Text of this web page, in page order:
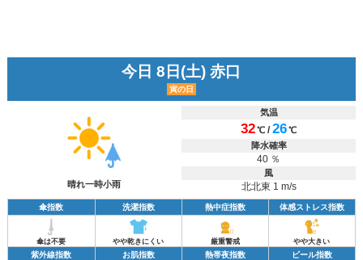
今日 8日(土) 赤口
寅の日
晴れ一時小雨
気温
32℃ /26℃
降水確率
40 ％
風
北北東 1 m/s
傘指数 洗濯指数 熱中症指数 体感ストレス指数
傘は不要 やや乾きにくい 厳重警戒 やや大きい
紫外線指数 お肌指数 熱帯夜指数 ビール指数